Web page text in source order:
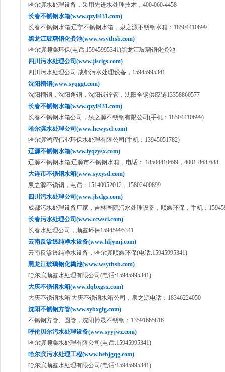
哈尔滨水处理设备，采用先进水处理技术，400-060-4458
长春不锈钢水箱(www.qzy0431.com)
长春不锈钢水箱|辽宁不锈钢水箱，泉之源不锈钢水箱：18504410699
黑龙江玻璃钢化粪池(www.wsythsb.com)
哈尔滨顺鑫环保(电话:15945995341)黑龙江玻璃钢化粪池
四川污水处理公司(www.jlsclgs.com)
四川污水处理公司,成都污水处理设备，15945995341
沈阳槽钢(www.syqggt.com)
沈阳槽钢，沈阳角钢，沈阳镀锌管，沈阳全钢供应链13358860577
长春不锈钢水箱(www.qzy0431.com)
长春不锈钢水箱公司，泉之源不锈钢有限公司(手机：18504410699)
哈尔滨水处理公司(www.hcwyscl.com)
哈尔滨鸿程伟业环保水处理有限公司(手机：13945051782)
辽源不锈钢水箱(www.lyqzysx.com)
辽源不锈钢水箱|辽源市不锈钢水箱，电话： 18504410699，4001-868-688
大连市不锈钢水箱(www.syxysd.com)
泉之源不锈钢，电话：15140052012，15802400899
四川污水处理公司(www.jlsclgs.com)
成都污水处理设备厂家，吉林医院污水处理设备，顺鑫环保，手机：
长春污水处理公司(www.ccwscl.com)
长春水处理公司，顺鑫环保15945995341
云南反渗透纯净水设备(www.hljymj.com)
云南反渗透纯净水设备，哈尔滨顺鑫环保(电话:15945995341)
黑龙江玻璃钢化粪池(www.wsythsb.com)
哈尔滨顺鑫水处理有限公司(电话:15945995341)
大庆不锈钢水箱(www.dqbxgsx.com)
大庆不锈钢水箱|大庆不锈钢水箱公司，泉之源电话：18346224050
沈阳不锈钢方管(www.sybxgfg.com)
不锈钢方管、圆管，沈阳博晟不锈钢：13591665816
呼伦贝尔污水处理设备(www.syyjwz.com)
哈尔滨顺鑫水处理有限公司(电话:15945995341)
哈尔滨污水处理工程(www.hebjgqg.com)
哈尔滨顺鑫水处理有限公司(电话:15945995341)